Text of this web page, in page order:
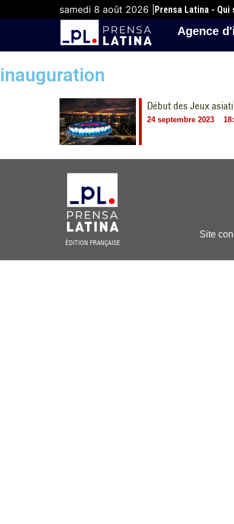
samedi 8 août 2026 | Prensa Latina - Qui
Agence
inauguration
Début des Jeux
24 septembre 2023
ÉDITION FRANÇAISE
Site